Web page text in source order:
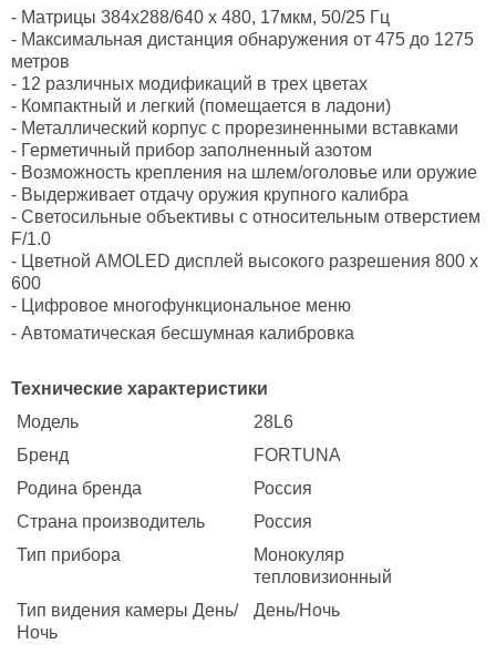
- Матрицы 384x288/640 x 480, 17мкм, 50/25 Гц
- Максимальная дистанция обнаружения от 475 до 1275
метров
- 12 различных модификаций в трех цветах
- Компактный и легкий (помещается в ладони)
- Металлический корпус с прорезиненными вставками
- Герметичный прибор заполненный азотом
- Возможность крепления на шлем/оголовье или оружие
- Выдерживает отдачу оружия крупного калибра
- Светосильные объективы с относительным отверстием
F/1.0
- Цветной AMOLED дисплей высокого разрешения 800 x
600
- Цифровое многофункциональное меню
- Автоматическая бесшумная калибровка
Технические характеристики
Модель
28L6
Бренд
FORTUNA
Родина бренда
Россия
Страна производитель
Россия
Тип прибора
Монокуляр
тепловизионный
Тип видения камеры День/
Ночь
День/Ночь